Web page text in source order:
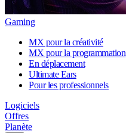
Gaming
MX pour la créativité
MX pour la programmation
En déplacement
Ultimate Ears
Pour les professionnels
Logiciels
Offres
Planète